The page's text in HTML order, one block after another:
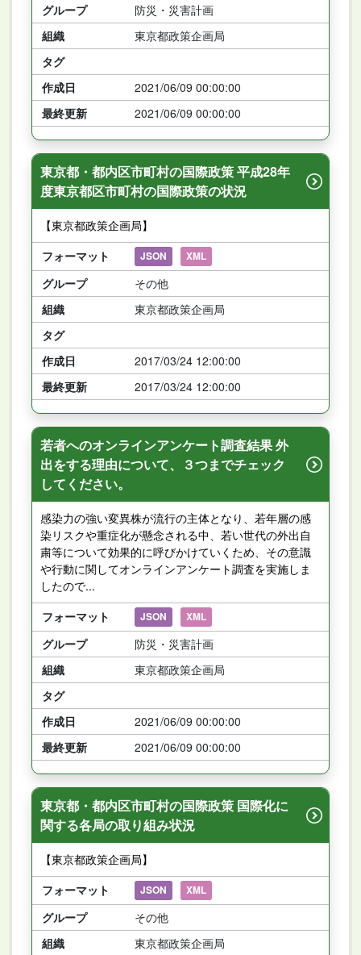
グループ
防災・災害計画
組織
東京都政策企画局
タグ
作成日
2021/06/09 00:00:00
最終更新
2021/06/09 00:00:00
東京都・都内区市町村の国際政策 平成28年
度東京都区市町村の国際政策の状況
【東京都政策企画局】
フォーマット
JSON XML
グループ
その他
組織
東京都政策企画局
タグ
作成日
2017/03/24 12:00:00
最終更新
2017/03/24 12:00:00
若者へのオンラインアンケート調査結果 外
出をする理由について、３つまでチェック
してください。
感染力の強い変異株が流行の主体となり、若年層の感
染リスクや重症化が懸念される中、若い世代の外出自
粛等について効果的に呼びかけていくため、その意識
や行動に関してオンラインアンケート調査を実施しま
したので...
フォーマット
JSON XML
グループ
防災・災害計画
組織
東京都政策企画局
タグ
作成日
2021/06/09 00:00:00
最終更新
2021/06/09 00:00:00
東京都・都内区市町村の国際政策 国際化に
関する各局の取り組み状況
【東京都政策企画局】
フォーマット
JSON XML
グループ
その他
組織
東京都政策企画局